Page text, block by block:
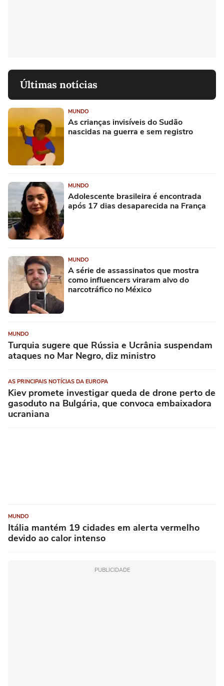
Últimas notícias
MUNDO
As crianças invisíveis do Sudão
nascidas na guerra e sem registro
MUNDO
Adolescente brasileira é encontrada
após 17 dias desaparecida na França
MUNDO
A série de assassinatos que mostra
como influencers viraram alvo do
narcotráfico no México
MUNDO
Turquia sugere que Rússia e Ucrânia suspendam
ataques no Mar Negro, diz ministro
AS PRINCIPAIS NOTÍCIAS DA EUROPA
Kiev promete investigar queda de drone perto de
gasoduto na Bulgária, que convoca embaixadora
ucraniana
MUNDO
Itália mantém 19 cidades em alerta vermelho
devido ao calor intenso
PUBLICIDADE